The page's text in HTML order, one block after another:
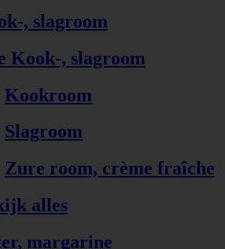
, slagroom
Kook-, slagroom
Kookroom
Slagroom
Zure room, crème fraîche
alles
margarine